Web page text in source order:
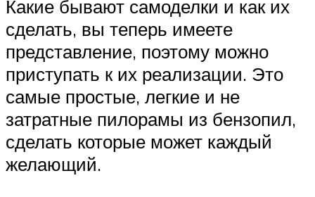
Какие бывают самоделки и как их
сделать, вы теперь имеете
представление, поэтому можно
приступать к их реализации. Это
самые простые, легкие и не
затратные пилорамы из бензопил,
сделать которые может каждый
желающий.